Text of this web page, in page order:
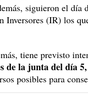
siguieron el día
Inversores (IR) los
tiene previsto
de la junta del día 5,
posibles para